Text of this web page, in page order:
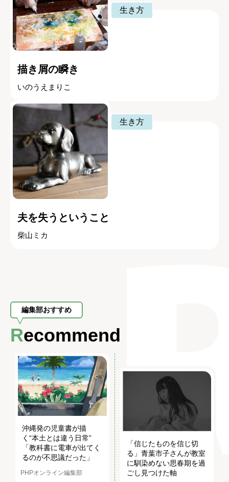
生き方
描き屑の瞬き
いのうえまりこ
生き方
夫を失うということ
柴山ミカ
編集部おすすめ
Recommend
沖縄発の児童書が描
く“本土とは違う日常”
「教科書に電車が出てく
るのが不思議だった」
PHPオンライン編集部
「信じたものを信じ切
る」青葉市子さんが教室
に馴染めない思春期を過
ごし見つけた軸